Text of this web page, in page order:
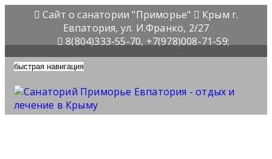
Сайт о санатории "Приморье"
Крым г.
Евпатория, ул. И.Франко, 2/27
8(804)333-55-70, +7(978)008-71-59;
быстрая навигация